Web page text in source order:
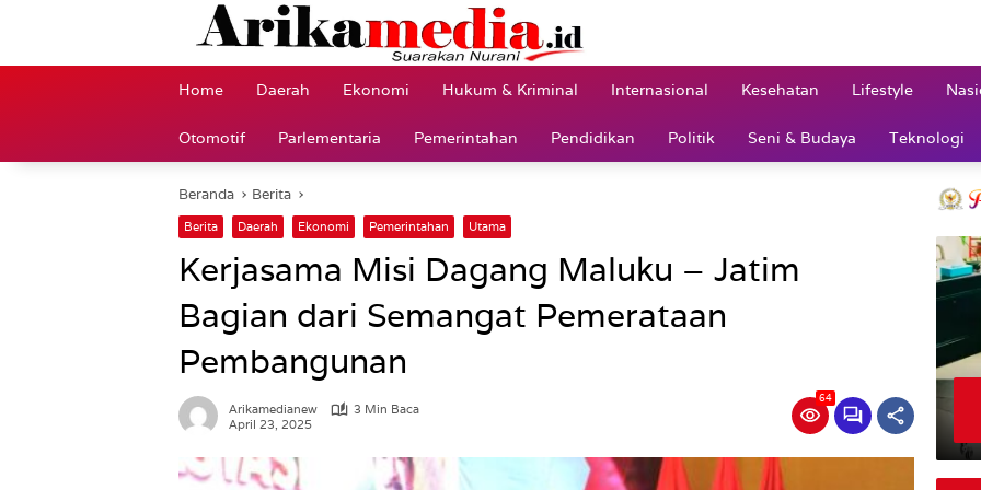
Home Daerah Ekonomi Hukum & Kriminal Internasional Kesehatan Lifestyle
Otomotif Parlementaria Pemerintahan Pendidikan Politik Seni & Budaya Teknologi
Beranda Berita
Berita Daerah Ekonomi Pemerintahan Utama
Kerjasama Misi Dagang Maluku – Jatim
Bagian dari Semangat Pemerataan
Pembangunan
Arikamedianew
3 Min Baca
April 23, 2025
64